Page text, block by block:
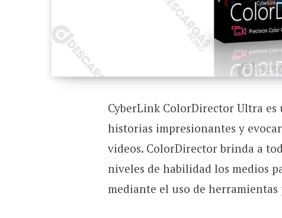
CyberLink ColorDirector Ultra
historias impresionantes y
videos. ColorDirector brinda a
niveles de habilidad los medios
mediante el uso de